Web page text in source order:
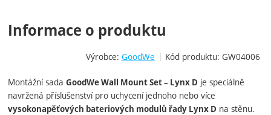
Informace o produktu
Výrobce: GoodWe Kód produktu: GW04006
Montážní sadaGoodWe Wall Mount Set – Lynx D je speciálně
navržená příslušenství pro uchycení jednoho nebo více
vysokonapěťových bateriových modulů řady Lynx D na stěnu.